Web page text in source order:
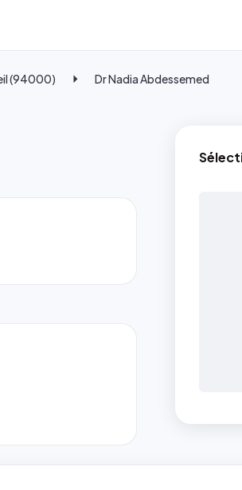
(94000) Dr Nadia Abdessemed